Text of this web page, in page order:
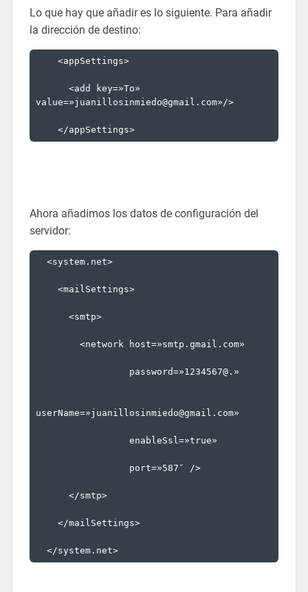
Lo que hay que añadir es lo siguiente. Para añadir
la dirección de destino:
<appSettings>
<add key=»To»
value=»juanillosinmiedo@gmail.com» />
</appSettings>
Ahora añadimos los datos de configuración del
servidor:
<system.net>
<mailSettings>
<smtp>
<network host=»smtp.gmail.com»
password=»1234567@.»
userName=»juanillosinmiedo@gmail.com»
enableSsl=»true»
port=»587″ />
</smtp>
</mailSettings>
</system.net>